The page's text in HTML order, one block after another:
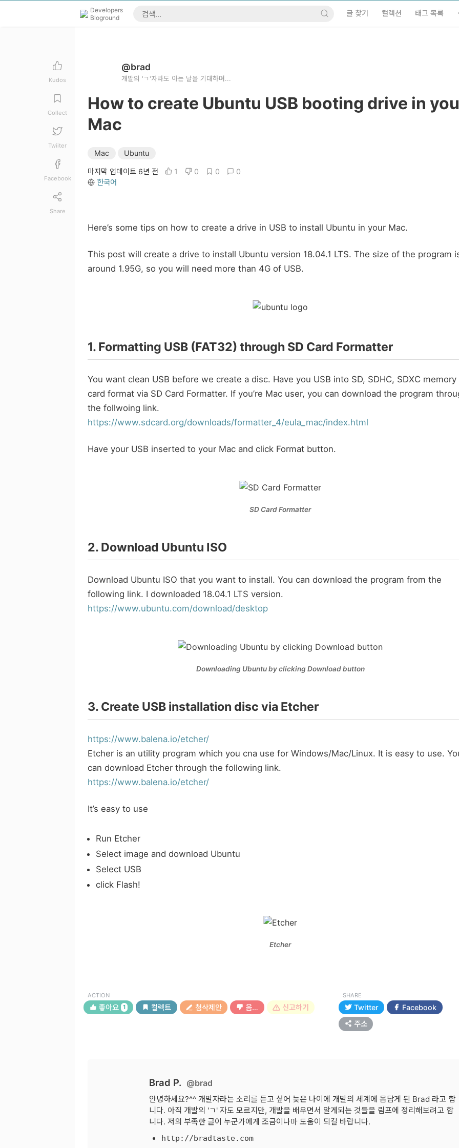
Developers
Bloground
글 찾기 컬렉션 태그 목록
Kudos
Collect
Twiiter
Facebook
Share
@brad
개발의 'ㄱ'자라도 아는 날을 기대하며...
How to create Ubuntu USB booting drive in
Mac
Mac Ubuntu
마지막 업데이트 6년 전 1 0 0
0
한국어
Here’s some tips on how to create a drive in USB to install Ubuntu in your Mac.
This post will create a drive to install Ubuntu version 18.04.1 LTS. The size of the program
around 1.95G, so you will need more than 4G of USB.
1. Formatting USB (FAT32) through SD Card Formatter
You want clean USB before we create a disc. Have you USB into SD, SDHC, SDXC memory
card format via SD Card Formatter. If you’re Mac user, you can download the program
the follwoing link.
https://www.sdcard.org/downloads/formatter_4/eula_mac/index.html
Have your USB inserted to your Mac and click Format button.
SD Card Formatter
2. Download Ubuntu ISO
Download Ubuntu ISO that you want to install. You can download the program from the
following link. I downloaded 18.04.1 LTS version.
https://www.ubuntu.com/download/desktop
Downloading Ubuntu by clicking Download button
3. Create USB installation disc via Etcher
https://www.balena.io/etcher/
Etcher is an utility program which you cna use for Windows/Mac/Linux. It is easy to use.
can download Etcher through the following link.
https://www.balena.io/etcher/
It’s easy to use
Run Etcher
Select image and download Ubuntu
Select USB
click Flash!
Etcher
ACTION
좋아요 1 컬렉트 첨삭제안 음… 신고하기
SHARE
Twitter
Facebook
주소
Brad P. @brad
안녕하세요?^^ 개발자라는 소리를 듣고 싶어 늦은 나이에 개발의 세계에 몸담게 된 Brad 라고 합
니다. 아직 개발의 'ㄱ' 자도 모르지만, 개발을 배우면서 알게되는 것들을 림프에 정리해보려고 합
니다. 저의 부족한 글이 누군가에게 조금이나마 도움이 되길 바랍니다.
http://bradtaste.com